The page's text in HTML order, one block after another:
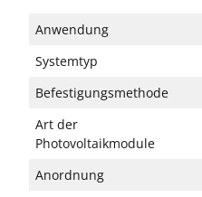
Anwendung
Systemtyp
Befestigungsmethode
Art der
Photovoltaikmodule
Anordnung